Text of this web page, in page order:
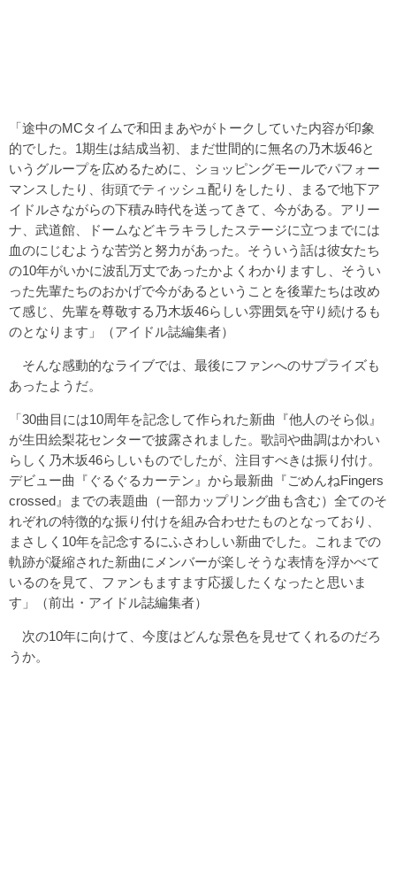
「途中のMCタイムで和田まあやがトークしていた内容が印象
的でした。1期生は結成当初、まだ世間的に無名の乃木坂46と
いうグループを広めるために、ショッピングモールでパフォー
マンスしたり、街頭でティッシュ配りをしたり、まるで地下ア
イドルさながらの下積み時代を送ってきて、今がある。アリー
ナ、武道館、ドームなどキラキラしたステージに立つまでには
血のにじむような苦労と努力があった。そういう話は彼女たち
の10年がいかに波乱万丈であったかよくわかりますし、そうい
った先輩たちのおかげで今があるということを後輩たちは改め
て感じ、先輩を尊敬する乃木坂46らしい雰囲気を守り続けるも
のとなります」（アイドル誌編集者）
そんな感動的なライブでは、最後にファンへのサプライズも
あったようだ。
「30曲目には10周年を記念して作られた新曲『他人のそら似』
が生田絵梨花センターで披露されました。歌詞や曲調はかわい
らしく乃木坂46らしいものでしたが、注目すべきは振り付け。
デビュー曲『ぐるぐるカーテン』から最新曲『ごめんねFingers
crossed』までの表題曲（一部カップリング曲も含む）全てのそ
れぞれの特徴的な振り付けを組み合わせたものとなっており、
まさしく10年を記念するにふさわしい新曲でした。これまでの
軌跡が凝縮された新曲にメンバーが楽しそうな表情を浮かべて
いるのを見て、ファンもますます応援したくなったと思いま
す」（前出・アイドル誌編集者）
次の10年に向けて、今度はどんな景色を見せてくれるのだろ
うか。